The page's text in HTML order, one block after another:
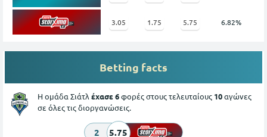
3.05 1.75 5.75 6.82%
Betting facts
Η ομάδα Σιάτλ έχασε 6φορές στους τελευταίους 10αγώνες
σε όλες τις διοργανώσεις.
2 5.75